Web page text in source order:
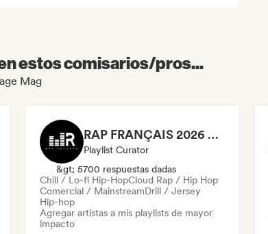
estos comisarios/pros...
Mag
RAP FRANÇAIS 2026 🔥🇫🇷 (Way Records)
Playlist Curator
&gt; 5700 respuestas dadas
Chill / Lo-fi Hip-HopCloud Rap / Hip Hop
Comercial / MainstreamDrill / Jersey
Hip-hop
Agregar artistas a mis playlists de mayor
impacto